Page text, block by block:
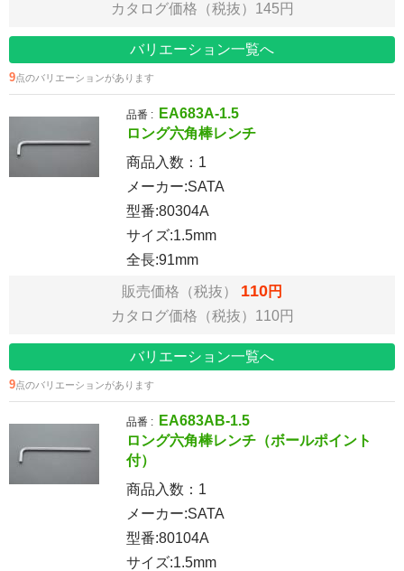
カタログ価格（税抜）145円
バリエーション一覧へ
9点のバリエーションがあります
品番 :
EA683A-1.5
ロング六角棒レンチ
商品入数： 1
メーカー:SATA
型番:80304A
サイズ:1.5mm
全長:91mm
販売価格（税抜） 110円
カタログ価格（税抜）110円
バリエーション一覧へ
9点のバリエーションがあります
品番 :
EA683AB-1.5
ロング六角棒レンチ（ボールポイント
付）
商品入数： 1
メーカー:SATA
型番:80104A
サイズ:1.5mm